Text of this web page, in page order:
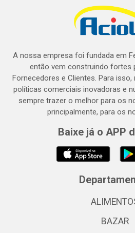
A nossa empresa foi fundada em
então vem construindo fortes
Fornecedores e Clientes. Para
políticas comerciais inovadoras e
sempre trazer o melhor para os
principalmente, para os
Baixe já o APP
BAZAR